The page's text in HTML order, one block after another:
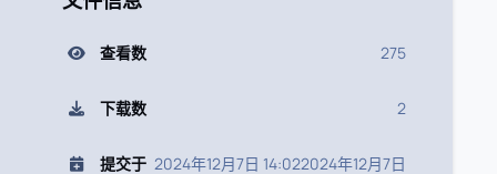
查看数 275
下载数 2
提交于 2024年12月7日 14:022024年12月7日